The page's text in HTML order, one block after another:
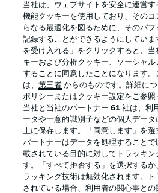
言語をお選びください
日本語
ログイン
Football as it's
当社は、ウェブサイトを安全に運営
機能クッキーを使用しており、その
らなる最適化を図るために、そのパ
記録することができるようにしてい
を受け入れる」をクリックすると、
キーおよび分析クッキー、ソーシャ
することに同意したことになります
は、第三者 からのものです。詳細に
ポリシー またはクッキー設定をご参照
当社と当社のパートナー61 社は、利
ータや一意的識別子などの個人デー
上に保存します。「同意します」を
パートナーはデータを処理すること
載されている目的に対してトラッキン
す。「すべて拒否する」を選択するか
ラッキング技術は無効化されます。
されている場合、利用者の関心事と